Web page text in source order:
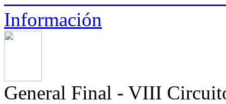
Información
General Final - VIII